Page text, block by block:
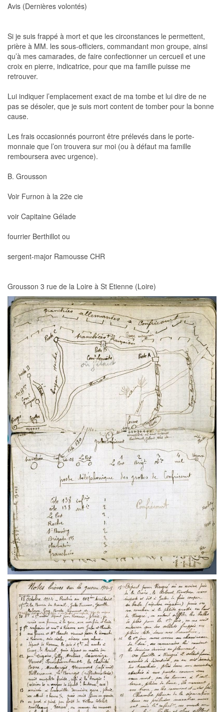
Avis (Dernières volontés)
Si je suis frappé à mort et que les circonstances le permettent,
prière à MM. les sous-officiers, commandant mon groupe, ainsi
qu’à mes camarades, de faire confectionner un cercueil et une
croix en pierre, indicatrice, pour que ma famille puisse me
retrouver.
Lui indiquer l’emplacement exact de ma tombe et lui dire de ne
pas se désoler, que je suis mort content de tomber pour la bonne
cause.
Les frais occasionnés pourront être prélevés dans le porte-
monnaie que l’on trouvera sur moi (ou à défaut ma famille
remboursera avec urgence).
B. Grousson
Voir Furnon à la 22e cie
voir Capitaine Gélade
fourrier Berthillot ou
sergent-major Ramousse CHR
Grousson 3 rue de la Loire à St Etienne (Loire)